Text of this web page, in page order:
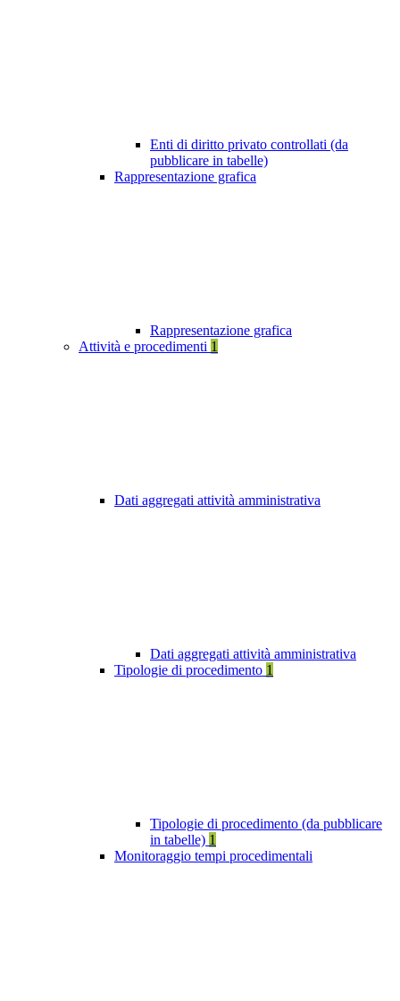
Enti di diritto privato controllati (da
pubblicare in tabelle)
Rappresentazione grafica
Rappresentazione grafica
Attività e procedimenti 1
Dati aggregati attività amministrativa
Dati aggregati attività amministrativa
Tipologie di procedimento 1
Tipologie di procedimento (da pubblicare
in tabelle) 1
Monitoraggio tempi procedimentali